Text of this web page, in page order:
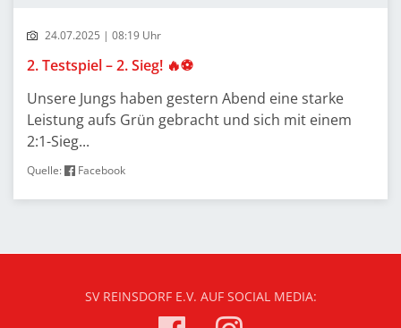
24.07.2025 | 08:19 Uhr
2. Testspiel – 2. Sieg! 🔥⚽
Unsere Jungs haben gestern Abend eine starke
Leistung aufs Grün gebracht und sich mit einem
2:1-Sieg...
Quelle: Facebook
SV REINSDORF E.V. AUF SOCIAL MEDIA: